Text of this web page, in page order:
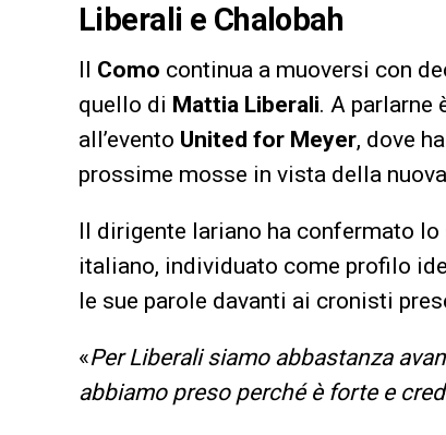
Liberali e Chalobah
Il Como continua a muoversi con
quello di Mattia Liberali. A
all’evento United for Meyer, dove
prossime mosse in vista della
Il dirigente lariano ha confermato
italiano, individuato come profilo
le sue parole davanti ai cronisti
«Per Liberali siamo abbastanza
abbiamo preso perché è forte e